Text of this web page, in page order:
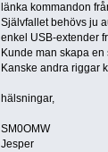
länka kommandon
Självfallet behövs ju
enkel USB-extender
Kunde man skapa
Kanske andra riggar
hälsningar,
SM0OMW
Jesper